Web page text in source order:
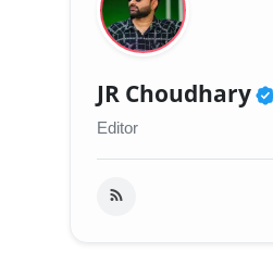
JR Choudhary
Editor